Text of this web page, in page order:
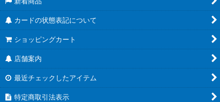
カードの状態表記について
ショッピングカート
店舗案内
最近チェックしたアイテム
特定商取引法表示